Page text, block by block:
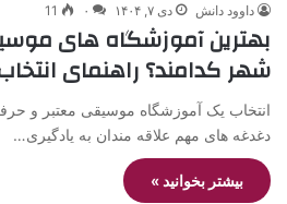
داوود دانش دی ۷, ۱۴۰۴ ۰ 11
بهترین آموزشگاه های
شهر کدامند؟ راهنمای انتخاب
انتخاب یک آموزشگاه موسیقی معتبر و
دغدغه های مهم علاقه مندان به یادگیری…
بیشتر بخوانید »